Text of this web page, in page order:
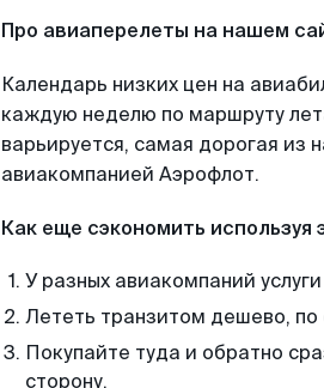
Про авиаперелеты на нашем
Календарь низких цен на
каждую неделю по маршруту
варьируется, самая дорогая из
авиакомпанией Аэрофлот.
Как еще сэкономить
У разных авиакомпаний
Лететь транзитом дешево, по
Покупайте туда и обратно
сторону.